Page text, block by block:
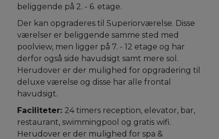
beliggende på 2. - 6. etage.
Der kan opgraderes til Superiorværelse. Disse
værelser er beliggende samme sted med
poolview, men ligger på 7. - 12 etage og har
derfor også side havudsigt samt mere sol.
Herudover er der mulighed for opgradering til
deluxe værelse og disse har alle frontal
havudsigt.
Faciliteter: 24 timers reception, elevator, bar,
restaurant, swimmingpool og gratis wifi.
Herudover er der mulighed for spa &